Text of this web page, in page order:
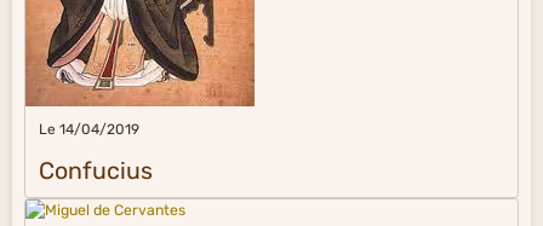
Le 14/04/2019
Confucius